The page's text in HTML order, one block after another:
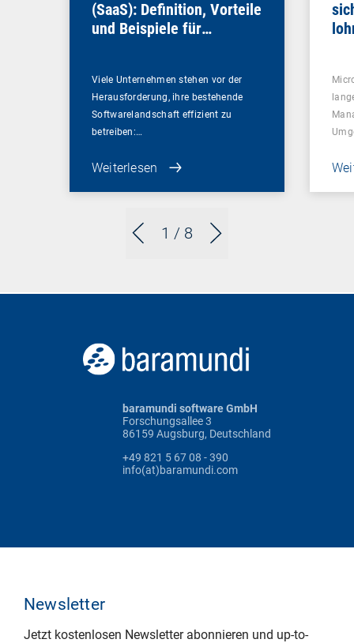
1 / 8
(SaaS): Definition, Vorteile
und Beispiele für
Viele Unternehmen stehen vor der
Herausforderung, ihre bestehende
Softwarelandschaft effizient zu
betreiben:…
Weiterlesen
baramundi software GmbH
Forschungsallee 3
86159 Augsburg, Deutschland
+49 821 5 67 08 - 390
info(at)baramundi.com
Newsletter
Jetzt kostenlosen Newsletter abonnieren und up-to-